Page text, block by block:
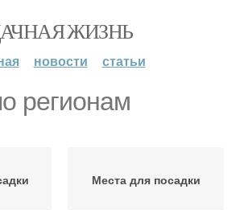
ЖИЗНЬ
новости статьи
регионам
Места для посадки